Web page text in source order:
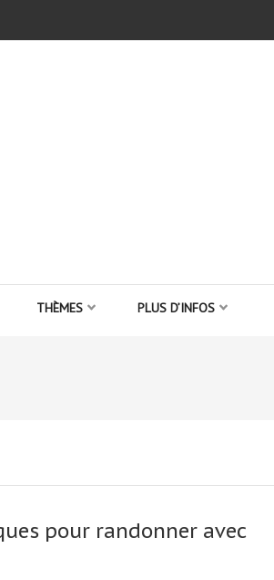
THÈMES PLUS D’INFOS
pour randonner avec